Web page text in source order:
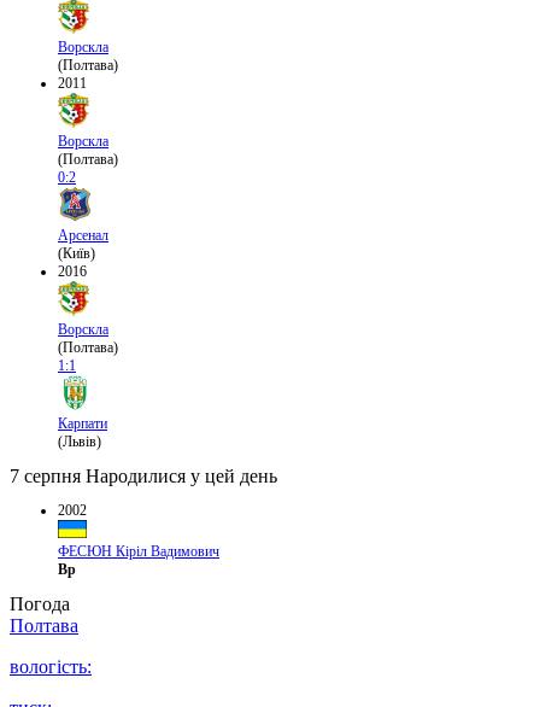
Ворскла
(Полтава)
2011
Ворскла
(Полтава)
0:2
Арсенал
(Київ)
2016
Ворскла
(Полтава)
1:1
Карпати
(Львів)
7 серпня Народилися у цей день
2002
ФЕСЮН Кіріл Вадимович
Вр
Погода
Полтава
вологість: